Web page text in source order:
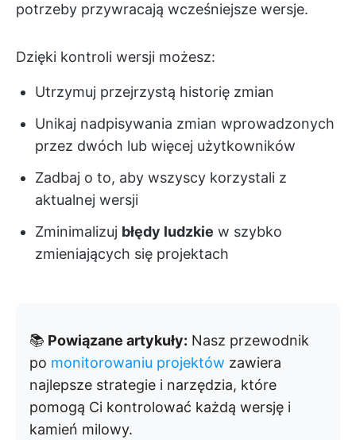
potrzeby przywracają wcześniejsze wersje.
Dzięki kontroli wersji możesz:
Utrzymuj przejrzystą historię zmian
Unikaj nadpisywania zmian wprowadzonych
przez dwóch lub więcej użytkowników
Zadbaj o to, aby wszyscy korzystali z
aktualnej wersji
Zminimalizuj błędy ludzkie w szybko
zmieniających się projektach
📚 Powiązane artykuły: Nasz przewodnik
po monitorowaniu projektów zawiera
najlepsze strategie i narzędzia, które
pomogą Ci kontrolować każdą wersję i
kamień milowy.